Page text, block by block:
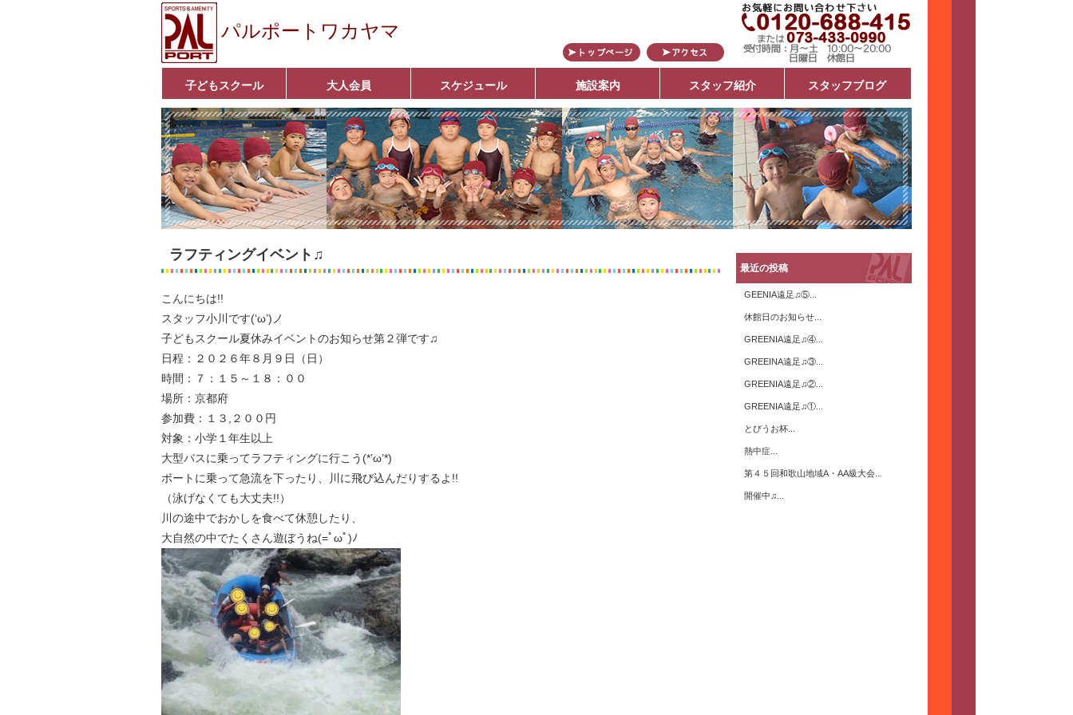
パルポートワカヤマ
子どもスクール
ベビーコース
幼児コース
小学生コース
育成コース
選手コース
■入会案内■
大人会員
いきいきコース
アクア遊悠クラブ
■入会案内■
スケジュール 施設案内 スタッフ紹介 スタッフブログ
ラフティングイベント♫
こんにちは!!
スタッフ小川です(‘ω’)ノ
子どもスクール夏休みイベントのお知らせ第２弾です♫
日程：２０２６年８月９日（日）
時間：７：１５～１８：００
場所：京都府
参加費：１３,２００円
対象：小学１年生以上
大型バスに乗ってラフティングに行こう(*’ω’*)
ボートに乗って急流を下ったり、川に飛び込んだりするよ!!
（泳げなくても大丈夫!!）
川の途中でおかしを食べて休憩したり、
大自然の中でたくさん遊ぼうね(=ﾟωﾟ)ﾉ
最近の投稿
GEENIA遠足♫⑤...
休館日のお知らせ...
GREENIA遠足♫④...
GREEINA遠足♫③...
GREENIA遠足♫②...
GREENIA遠足♫①...
とびうお杯...
熱中症...
第４５回和歌山地域A・AA級大会...
開催中♫...